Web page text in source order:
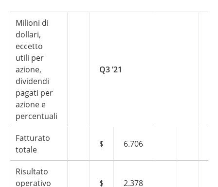
Milioni di
dollari,
eccetto
utili per
azione,
dividendi
pagati per
azione e
percentuali
Q3 ’21
Fatturato
totale
$ 6.706
Risultato
operativo
$ 2.378